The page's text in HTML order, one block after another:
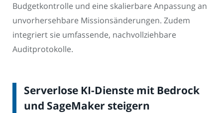
Budgetkontrolle und eine skalierbare Anpassung an
unvorhersehbare Missionsänderungen. Zudem
integriert sie umfassende, nachvollziehbare
Auditprotokolle.
Serverlose KI-Dienste mit Bedrock
und SageMaker steigern